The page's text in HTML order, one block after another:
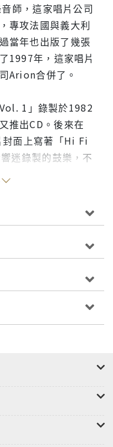
師，這家唱片公司
專攻法國與義大利
當年也出版了幾張
1997年，這家唱片
Arion合併了。
1」錄製於1982
推出CD。後來在
面上寫著「Hi Fi
迷錄製的鼓樂，不
的低沈大鼓，而是
的非洲鼓樂，不過
洲鼓樂，恐怕也會
A面第五軌一樣來
張Disques Pierre
圭豎琴演奏為主，
巴拉圭豎琴？其實
適合演奏當地音樂
琴家，不過大部分
自己組成的小樂